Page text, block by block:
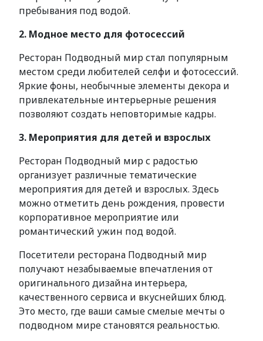
пребывания под водой.
2. Модное место для фотосессий
Ресторан Подводный мир стал популярным
местом среди любителей селфи и фотосессий.
Яркие фоны, необычные элементы декора и
привлекательные интерьерные решения
позволяют создать неповторимые кадры.
3. Мероприятия для детей и взрослых
Ресторан Подводный мир с радостью
организует различные тематические
мероприятия для детей и взрослых. Здесь
можно отметить день рождения, провести
корпоративное мероприятие или
романтический ужин под водой.
Посетители ресторана Подводный мир
получают незабываемые впечатления от
оригинального дизайна интерьера,
качественного сервиса и вкуснейших блюд.
Это место, где ваши самые смелые мечты о
подводном мире становятся реальностью.